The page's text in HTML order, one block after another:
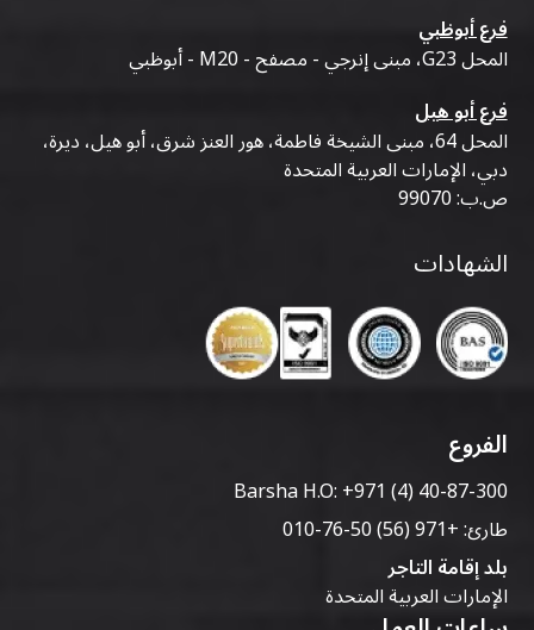
فرع أبوظبي
المحل G23، مبنى إنرجي - مصفح - M20 - أبوظبي
فرع أبو هيل
المحل 64، مبنى الشيخة فاطمة، هور العنز شرق، أبو هيل، ديرة،
دبي، الإمارات العربية المتحدة
ص.ب: 99070
الشهادات
الفروع
Barsha H.O:+971 (4) 40-87-300
طارئ:+971 (56) 50-76-010
بلد إقامة التاجر
الإمارات العربية المتحدة